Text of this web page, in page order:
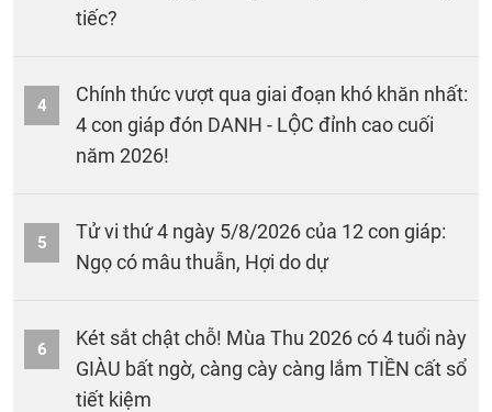
tiếc?
4
Chính thức vượt qua giai đoạn khó khăn nhất:
4 con giáp đón DANH - LỘC đỉnh cao cuối
năm 2026!
5
Tử vi thứ 4 ngày 5/8/2026 của 12 con giáp:
Ngọ có mâu thuẫn, Hợi do dự
6
Két sắt chật chỗ! Mùa Thu 2026 có 4 tuổi này
GIÀU bất ngờ, càng cày càng lắm TIỀN cất sổ
tiết kiệm